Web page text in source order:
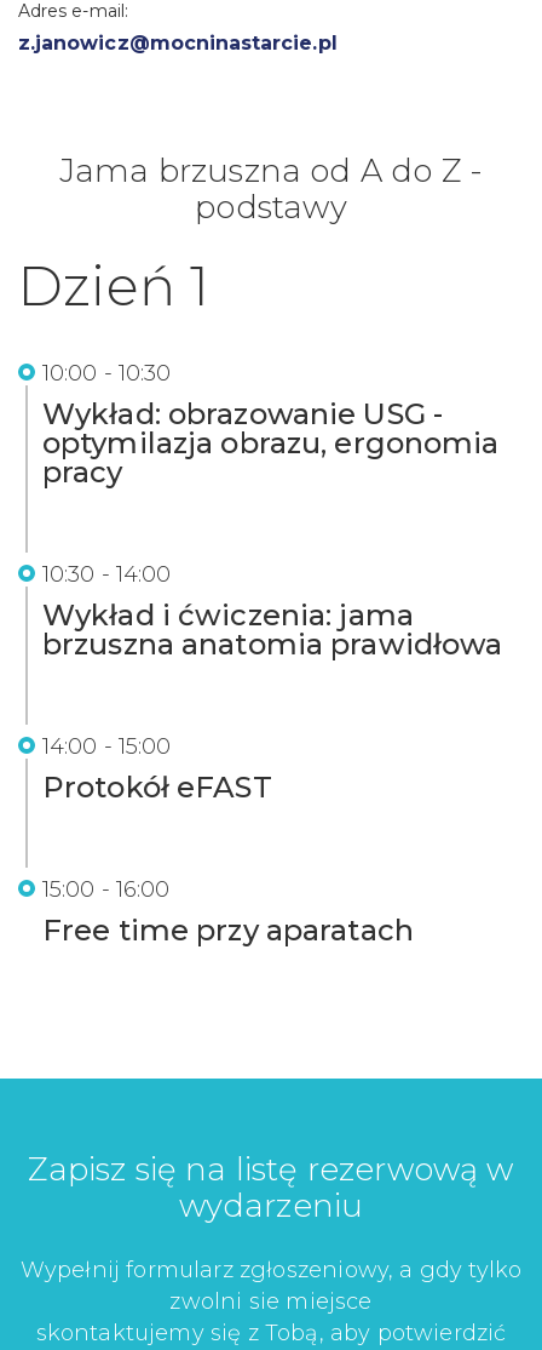
Adres e-mail:
z.janowicz@mocninastarcie.pl
Jama brzuszna od A do Z -
podstawy
Dzień 1
10:00 - 10:30
Wykład: obrazowanie USG -
optymilazja obrazu, ergonomia
pracy
10:30 - 14:00
Wykład i ćwiczenia: jama
brzuszna anatomia prawidłowa
14:00 - 15:00
Protokół eFAST
15:00 - 16:00
Free time przy aparatach
Zapisz się na listę rezerwową w
wydarzeniu
Wypełnij formularz zgłoszeniowy, a gdy tylko
zwolni sie miejsce
skontaktujemy się z Tobą, aby potwierdzić